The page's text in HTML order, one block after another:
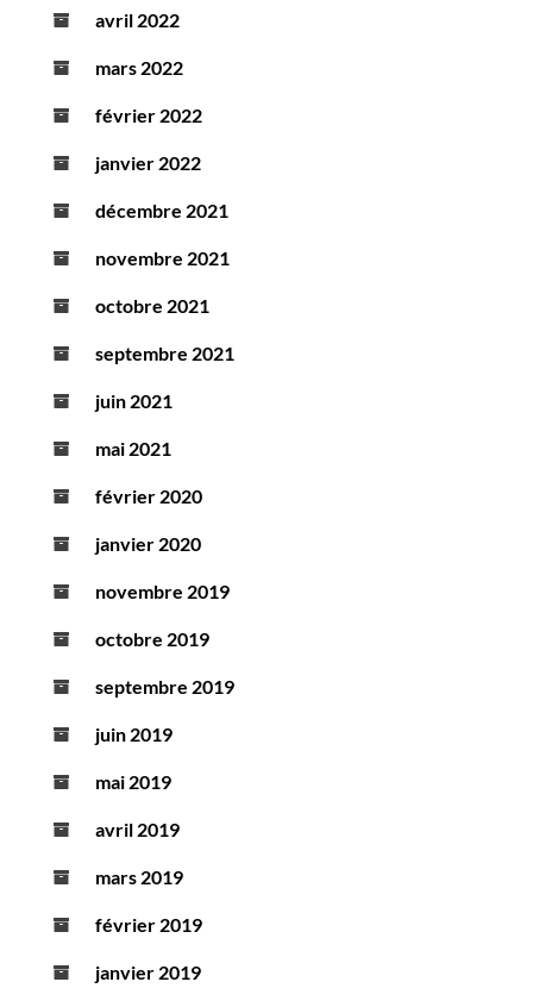
avril 2022
mars 2022
février 2022
janvier 2022
décembre 2021
novembre 2021
octobre 2021
septembre 2021
juin 2021
mai 2021
février 2020
janvier 2020
novembre 2019
octobre 2019
septembre 2019
juin 2019
mai 2019
avril 2019
mars 2019
février 2019
janvier 2019